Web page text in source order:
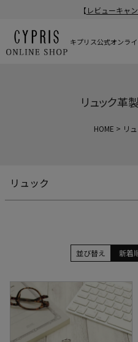
【 レビューキャ
キプリス公式オンラ
リュック革
HOME リ
リュック
登録順
価格が安い順
価格が高い順
並び替え 新着